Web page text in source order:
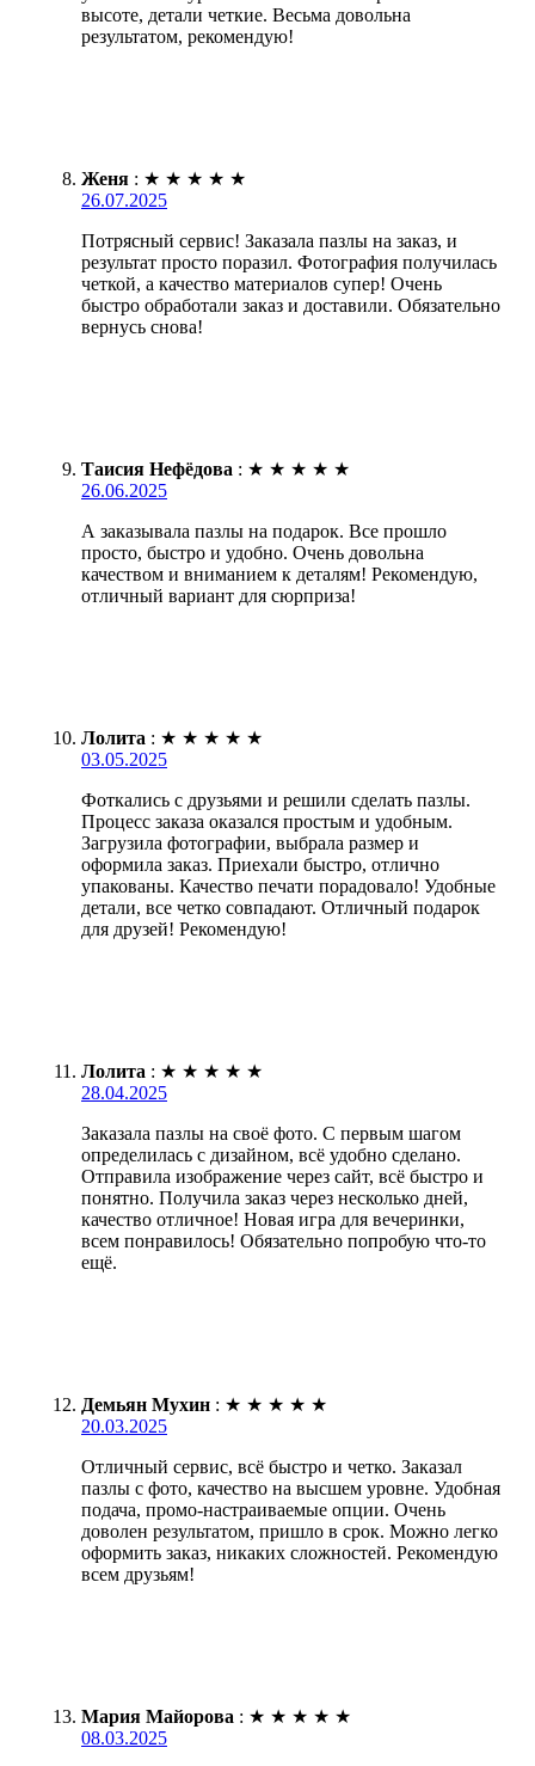
высоте, детали четкие. Весьма довольна
результатом, рекомендую!
Женя : ★ ★ ★ ★ ★
26.07.2025
Потрясный сервис! Заказала пазлы на заказ, и
результат просто поразил. Фотография получилась
четкой, а качество материалов супер! Очень
быстро обработали заказ и доставили. Обязательно
вернусь снова!
Таисия Нефёдова : ★ ★ ★ ★ ★
26.06.2025
А заказывала пазлы на подарок. Все прошло
просто, быстро и удобно. Очень довольна
качеством и вниманием к деталям! Рекомендую,
отличный вариант для сюрприза!
Лолита : ★ ★ ★ ★ ★
03.05.2025
Фоткались с друзьями и решили сделать пазлы.
Процесс заказа оказался простым и удобным.
Загрузила фотографии, выбрала размер и
оформила заказ. Приехали быстро, отлично
упакованы. Качество печати порадовало! Удобные
детали, все четко совпадают. Отличный подарок
для друзей! Рекомендую!
Лолита : ★ ★ ★ ★ ★
28.04.2025
Заказала пазлы на своё фото. С первым шагом
определилась с дизайном, всё удобно сделано.
Отправила изображение через сайт, всё быстро и
понятно. Получила заказ через несколько дней,
качество отличное! Новая игра для вечеринки,
всем понравилось! Обязательно попробую что-то
ещё.
Демьян Мухин : ★ ★ ★ ★ ★
20.03.2025
Отличный сервис, всё быстро и четко. Заказал
пазлы с фото, качество на высшем уровне. Удобная
подача, промо-настраиваемые опции. Очень
доволен результатом, пришло в срок. Можно легко
оформить заказ, никаких сложностей. Рекомендую
всем друзьям!
Мария Майорова : ★ ★ ★ ★ ★
08.03.2025